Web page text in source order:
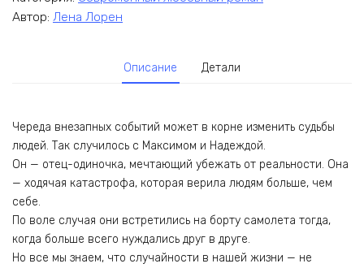
Автор: Лена Лорен
Описание Детали
Череда внезапных событий может в корне изменить судьбы
людей. Так случилось с Максимом и Надеждой.
Он — отец-одиночка, мечтающий убежать от реальности. Она
— ходячая катастрофа, которая верила людям больше, чем
себе.
По воле случая они встретились на борту самолета тогда,
когда больше всего нуждались друг в друге.
Но все мы знаем, что случайности в нашей жизни — не